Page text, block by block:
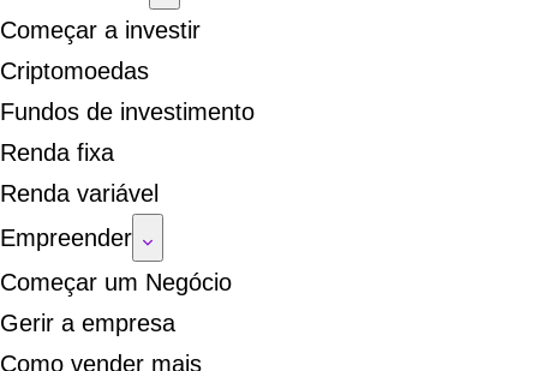
Começar a investir
Criptomoedas
Fundos de investimento
Renda fixa
Renda variável
Empreender
Começar um Negócio
Gerir a empresa
Como vender mais